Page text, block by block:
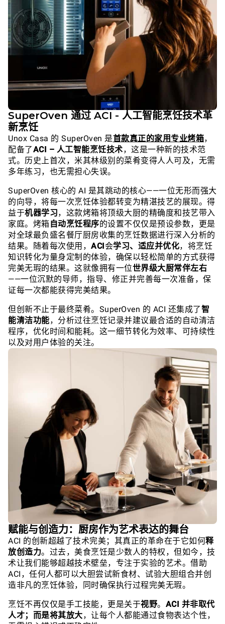
SuperOven 通过 ACI - 人工智能烹饪技术革
新烹饪
Unox Casa 的 SuperOven 是首款真正的家用专业烤箱，
配备了ACI – 人工智能烹饪技术，这是一种新的技术范
式。历史上首次，米其林级别的菜肴变得人人可及，无需
多年练习，也无需担心失误。
SuperOven 核心的 AI 是其跳动的核心——一位无形而强大
的向导，将每一次烹饪体验都转变为精湛技艺的展现。得
益于机器学习，这款烤箱将顶级大厨的精确度和技艺带入
家庭。烤箱自动烹饪程序的设置不仅仅是预设参数，更是
对全球最负盛名餐厅厨房收集的烹饪数据进行深入分析的
结果。随着每次使用， ACI会学习、适应并优化，将烹饪
知识转化为量身定制的体验，确保以轻松简单的方式获得
完美无瑕的结果。这就像拥有一位世界级大厨常伴左右
——一位沉默的导师，指导、修正并完善每一次准备，保
证每一次都能获得完美结果。
但创新不止于最终菜肴。SuperOven 的 ACI 还集成了智
能清洁功能，分析过往烹饪记录并建议最合适的自动清洁
程序，优化时间和能耗。这一细节转化为效率、可持续性
以及对用户体验的关注。
赋能与创造力：厨房作为艺术表达的舞台
ACI 的创新超越了技术完美；其真正的革命在于它如何释
放创造力。过去，美食烹饪是少数人的特权，但如今，技
术让我们能够超越技术壁垒，专注于实验的艺术。借助
ACI，任何人都可以大胆尝试新食材、试验大胆组合并创
造非凡的烹饪体验，同时确保执行过程完美无瑕。
烹饪不再仅仅是手工技能，更是关于视野。 ACI 并非取代
人才；而是将其放大，让每个人都能通过食物表达个性，